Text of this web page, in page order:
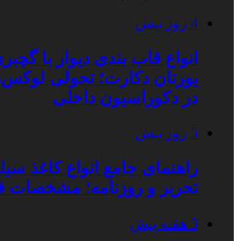
4 روز پیش
انواع قاب بندی دیوار با
یورتان دکارت؛ تحولی
در دکوراسیون داخلی
5 روز پیش
راهنمای جامع انواع کاغذ
تحریر و روزنامه؛ مشخصات
3 هفته پیش